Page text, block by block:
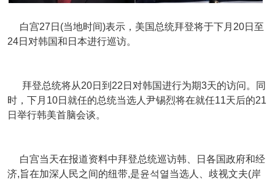
白宫27日(当地时间)表示，美国总统拜登将于下月20日至
24日对韩国和日本进行巡访。
拜登总统将从20日到22日对韩国进行为期3天的访问。同
时，下月10日就任的总统当选人尹锡烈将在就任11天后的21
日举行韩美首脑会谈。
白宫当天在报道资料中拜登总统巡访韩、日各国政府和经
济,旨在加深人民之间的纽带,是윤석열当选人、歧视文夫(岸